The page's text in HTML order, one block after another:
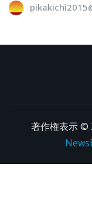
著作権表示